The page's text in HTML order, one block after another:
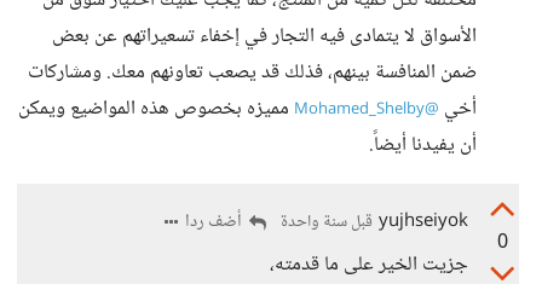
الأسواق لا يتمادى فيه التجار في إخفاء تسعيراتهم عن بعض
ضمن المنافسة بينهم، فذلك قد يصعب تعاونهم معك. ومشاركات
أخي @Mohamed_Shelby
مميزه بخصوص هذه المواضيع ويمكن
أن يفيدنا أيضاً.
0
yujhseiyok قبل سنة واحدة أضف ردا
جزيت الخير على ما قدمته،